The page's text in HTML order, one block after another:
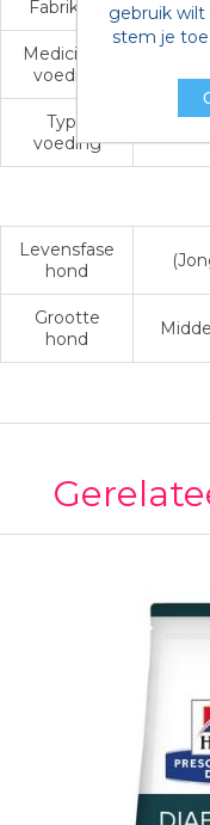
Fabrikant
Medicinale
voeding
Type
voeding
Levensfase
hond
Grootte
hond
gebruik
stem je